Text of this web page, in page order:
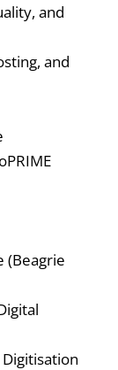
and
and
(Beagrie